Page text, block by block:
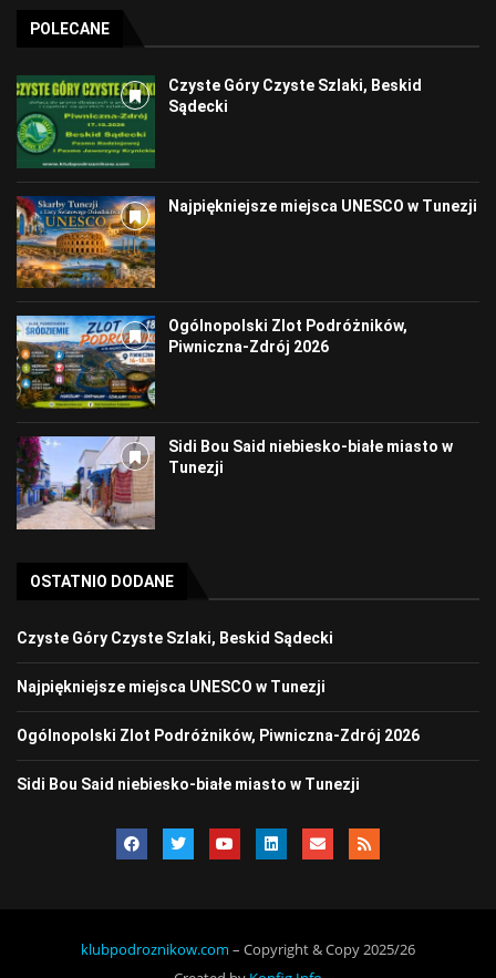
POLECANE
Czyste Góry Czyste Szlaki, Beskid
Sądecki
Najpiękniejsze miejsca UNESCO w Tunezji
Ogólnopolski Zlot Podróżników,
Piwniczna-Zdrój 2026
Sidi Bou Said niebiesko-białe miasto w
Tunezji
OSTATNIO DODANE
Czyste Góry Czyste Szlaki, Beskid Sądecki
Najpiękniejsze miejsca UNESCO w Tunezji
Ogólnopolski Zlot Podróżników, Piwniczna-Zdrój 2026
Sidi Bou Said niebiesko-białe miasto w Tunezji
klubpodroznikow.com – Copyright & Copy 2025/26